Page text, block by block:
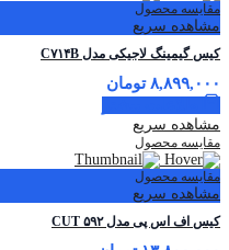
مقایسه محصول
مشاهده سریع
کیس گیمینگ لاجیکی مدل C۷۱۴B
۸,۸۹۹,۰۰۰ تومان
مشاهده سریع
مقایسه محصول
مقایسه محصول
مشاهده سریع
کیس اف اس پی مدل CUT ۵۹۲